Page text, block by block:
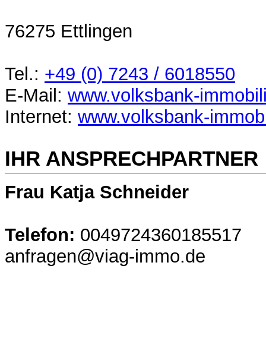
76275 Ettlingen
Tel.: +49 (0) 7243 / 6018550
E-Mail: www.volksbank-
Internet: www.volksbank-
IHR ANSPRECHPARTNER
Frau Katja Schneider
Telefon: 0049724360185517
anfragen@viag-immo.de